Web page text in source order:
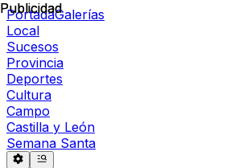
PortadaGalerías
Local
Sucesos
Provincia
Deportes
Cultura
Campo
Castilla y León
Semana Santa
Publicidad
Publicidad